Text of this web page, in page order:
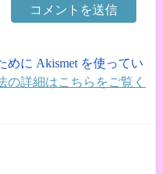
めに Akismet を使ってい
の詳細はこちらをご覧く